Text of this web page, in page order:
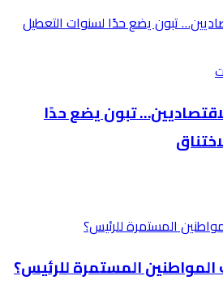
تبون يضع حدًا
المستمرة للرئيس؟